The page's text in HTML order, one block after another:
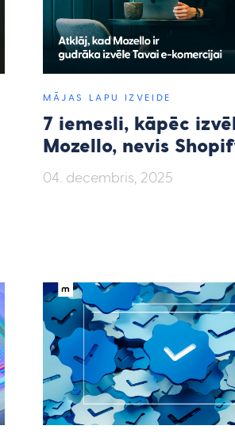
MĀJAS LAPU IZVEIDE
7 iemesli, kāpēc
Mozello, nevis
04. decembris, 2025